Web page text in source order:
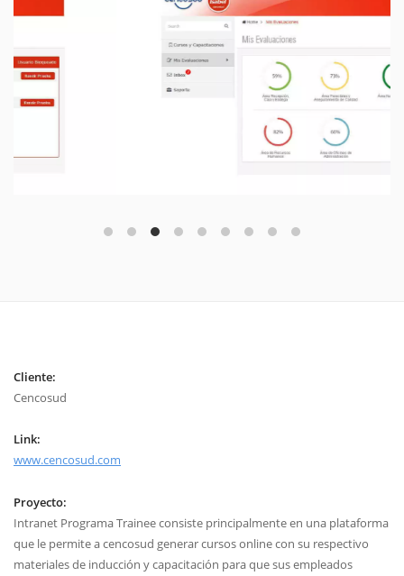
Cliente:
Cencosud
Link:
www.cencosud.com
Proyecto:
Intranet Programa Trainee consiste principalmente en una plataforma
que le permite a cencosud generar cursos online con su respectivo
materiales de inducción y capacitación para que sus empleados